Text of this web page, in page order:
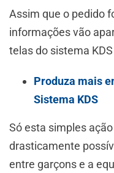
Assim que o pedido
informações vão
telas do sistema
Produza mais
Sistema KDS
Só esta simples
drasticamente
entre garçons e a